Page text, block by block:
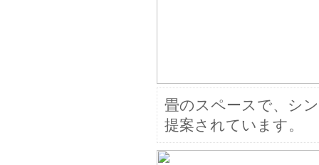
畳のスペースで、シ
提案されています。